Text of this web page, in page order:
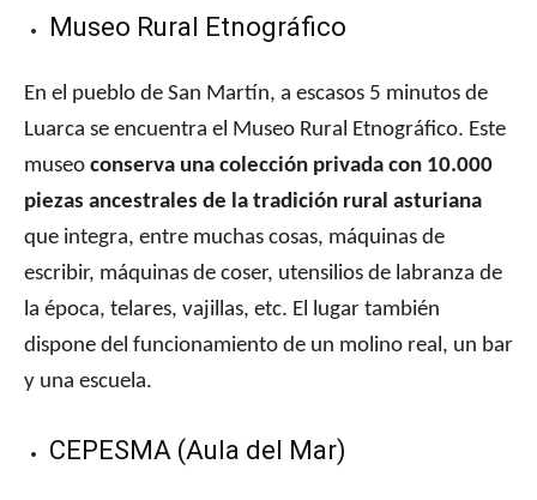
Museo Rural Etnográfico
En el pueblo de San Martín, a escasos 5 minutos de
Luarca se encuentra el Museo Rural Etnográfico. Este
museo conserva una colección privada con 10.000
piezas ancestrales de la tradición rural asturiana
que integra, entre muchas cosas, máquinas de
escribir, máquinas de coser, utensilios de labranza de
la época, telares, vajillas, etc. El lugar también
dispone del funcionamiento de un molino real, un bar
y una escuela.
CEPESMA (Aula del Mar)